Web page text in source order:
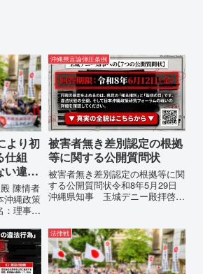
より初
仕組
い違法
用の停
陳情者
沖縄政策
：理事
より初
み」とい
指摘と条
情...
沖縄県言論弾圧条例
被害者無き差別認定の根拠
等に関する公開質問状
被害者無き差別認定の根拠等に関
する公開質問状令和8年5月29日
沖縄県知事 玉城デニー殿拝啓貴
ます。私は、適正な意見陳述（弁
明）を行うにあたり、沖縄県行政
手続条例第28条で定められた...
法律戦